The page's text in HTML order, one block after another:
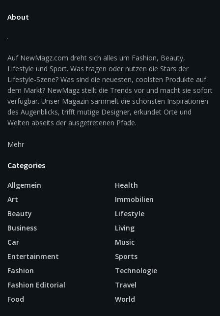
About
Auf NewMagz.com dreht sich alles um Fashion, Beauty,
Lifestyle und Sport. Was tragen oder nutzen die Stars der
Lifestyle-Szene? Was sind die neuesten, coolsten Produkte auf
dem Markt? NewMagz stellt die Trends vor und macht sie sofort
verfügbar. Unser Magazin sammelt die schönsten Inspirationen
des Augenblicks, trifft mutige Designer, erkundet Orte und
Welten abseits der ausgetretenen Pfade.
Mehr
Categories
Allgemein
Art
Beauty
Business
Car
Entertainment
Fashion
Fashion Editorial
Food
Health
Immobilien
Lifestyle
Living
Music
Sports
Technologie
Travel
World